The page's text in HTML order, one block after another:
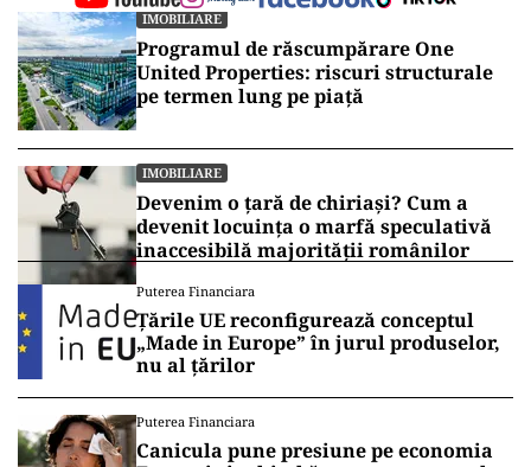
IMOBILIARE
Programul de răscumpărare One
United Properties: riscuri structurale
pe termen lung pe piață
IMOBILIARE
Devenim o țară de chiriași? Cum a
devenit locuința o marfă speculativă
inaccesibilă majorității românilor
Puterea Financiara
Țările UE reconfigurează conceptul
„Made in Europe” în jurul produselor,
nu al țărilor
Puterea Financiara
Canicula pune presiune pe economia